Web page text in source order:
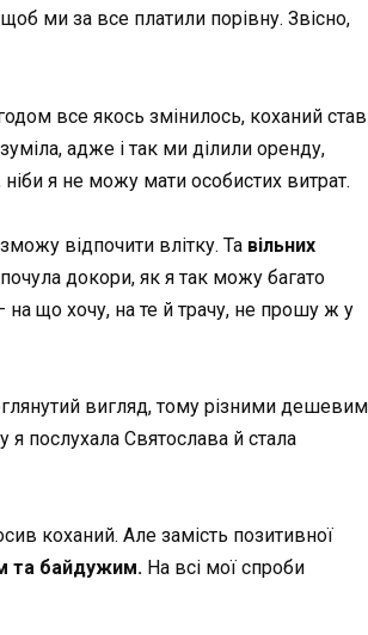
ми за все платили порівну. Звісно,
все якось змінилось, коханий став
адже і так ми ділили оренду,
ніби я не можу мати особистих витрат.
відпочити влітку. Та вільних
докори, як я так можу багато
що хочу, на те й трачу, не прошу ж у
вигляд, тому різними
я послухала Святослава й стала
коханий. Але замість позитивної
та байдужим. На всі мої спроби